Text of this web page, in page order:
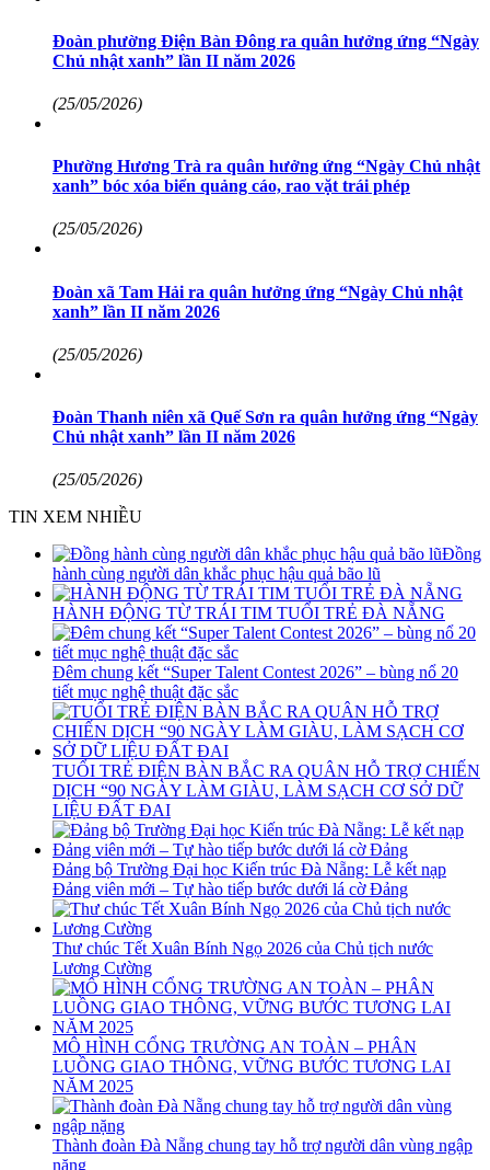
Đoàn phường Điện Bàn Đông ra quân hưởng ứng “Ngày
Chủ nhật xanh” lần II năm 2026
(25/05/2026)
Phường Hương Trà ra quân hưởng ứng “Ngày Chủ nhật
xanh” bóc xóa biển quảng cáo, rao vặt trái phép
(25/05/2026)
Đoàn xã Tam Hải ra quân hưởng ứng “Ngày Chủ nhật
xanh” lần II năm 2026
(25/05/2026)
Đoàn Thanh niên xã Quế Sơn ra quân hưởng ứng “Ngày
Chủ nhật xanh” lần II năm 2026
(25/05/2026)
TIN XEM NHIỀU
Đồng
hành cùng người dân khắc phục hậu quả bão lũ
HÀNH ĐỘNG TỪ TRÁI TIM TUỔI TRẺ ĐÀ NẴNG
Đêm chung kết “Super Talent Contest 2026” – bùng nổ 20
tiết mục nghệ thuật đặc sắc
TUỔI TRẺ ĐIỆN BÀN BẮC RA QUÂN HỖ TRỢ CHIẾN
DỊCH “90 NGÀY LÀM GIÀU, LÀM SẠCH CƠ SỞ DỮ
LIỆU ĐẤT ĐAI
Đảng bộ Trường Đại học Kiến trúc Đà Nẵng: Lễ kết nạp
Đảng viên mới – Tự hào tiếp bước dưới lá cờ Đảng
Thư chúc Tết Xuân Bính Ngọ 2026 của Chủ tịch nước
Lương Cường
MÔ HÌNH CỔNG TRƯỜNG AN TOÀN – PHÂN
LUỒNG GIAO THÔNG, VỮNG BƯỚC TƯƠNG LAI
NĂM 2025
Thành đoàn Đà Nẵng chung tay hỗ trợ người dân vùng ngập
nặng